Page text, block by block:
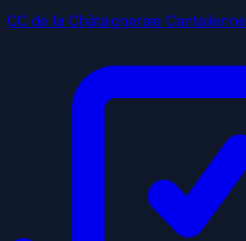
CC de la Châtaigneraie Cantalienne